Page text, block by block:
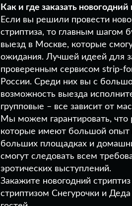
Как и где заказать
Если вы решили провести
стриптиза, то главным шагом
выезд в Москве, которые
ожидания. Лучшей идеей для
проверенным сервисом strip-
России. Среди них вы с
возможность выезда
групповые – все зависит от
Мы можем гарантировать,
которые имеют большой опыт
больших площадках и
смогут следовать всем
эротических выступлений.
Закажите новогодний
стриптизом Снегурочки и